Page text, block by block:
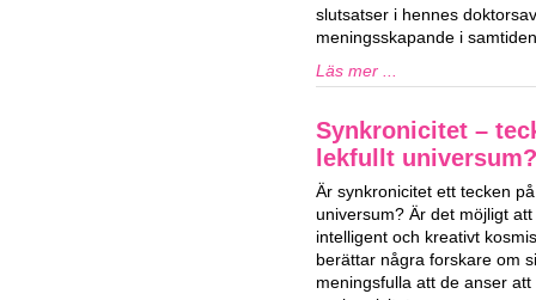
slutsatser i hennes
meningsskapande i
Läs mer ...
Synkronicitet –
lekfullt universum?
Är synkronicitet ett tecken
universum? Är det möjligt
intelligent och kreativt
berättar några forskare om
meningsfulla att de anser